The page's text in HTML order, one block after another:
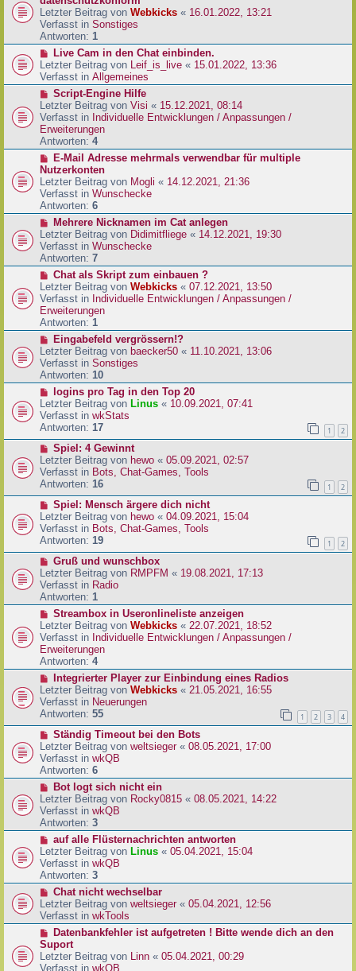
g
B
e
i
t
a
g
u
e
r
B
e
i
t
a
g
Letzter Beitrag von Webkicks « 16.01.2022, 13:21
Verfasst in Sonstiges
Antworten: 1
N
e
u
e
r
B
e
i
t
a
g
Live Cam in den Chat einbinden.
Letzter Beitrag von Leif_is_live « 15.01.2022, 13:36
Verfasst in Allgemeines
N
e
u
e
r
B
e
i
t
r
a
g
Script-Engine Hilfe
Letzter Beitrag von Visi « 15.12.2021, 08:14
Verfasst in Individuelle Entwicklungen / Anpassungen /
Erweiterungen
Antworten: 4
N
e
u
e
r
B
e
i
t
r
a
g
E-Mail Adresse mehrmals verwendbar für multiple
Nutzerkonten
Letzter Beitrag von Mogli « 14.12.2021, 21:36
Verfasst in Wunschecke
Antworten: 6
N
e
u
e
r
B
e
i
t
r
a
g
Mehrere Nicknamen im Cat anlegen
Letzter Beitrag von Didimitfliege « 14.12.2021, 19:30
Verfasst in Wunschecke
Antworten: 7
N
e
u
e
r
B
e
i
t
r
a
g
Chat als Skript zum einbauen ?
Letzter Beitrag von Webkicks « 07.12.2021, 13:50
Verfasst in Individuelle Entwicklungen / Anpassungen /
Erweiterungen
Antworten: 1
N
e
u
e
r
B
e
i
t
a
g
Eingabefeld vergrössern!?
Letzter Beitrag von baecker50 « 11.10.2021, 13:06
Verfasst in Sonstiges
Antworten: 10
N
e
u
e
r
B
e
i
t
r
a
g
logins pro Tag in den Top 20
Letzter Beitrag von Linus « 10.09.2021, 07:41
Verfasst in wkStats
Antworten: 17 1 2
N
e
u
e
r
B
e
i
t
r
a
g
Spiel: 4 Gewinnt
Letzter Beitrag von hewo « 05.09.2021, 02:57
Verfasst in Bots, Chat-Games, Tools
Antworten: 16 1 2
N
e
u
e
r
B
e
i
t
a
g
Spiel: Mensch ärgere dich nicht
Letzter Beitrag von hewo « 04.09.2021, 15:04
Verfasst in Bots, Chat-Games, Tools
Antworten: 19 1 2
N
e
u
e
r
B
e
i
t
r
a
g
Gruß und wunschbox
Letzter Beitrag von RMPFM « 19.08.2021, 17:13
Verfasst in Radio
Antworten: 1
N
e
u
e
r
B
e
i
t
r
a
g
Streambox in Useronlineliste anzeigen
Letzter Beitrag von Webkicks « 22.07.2021, 18:52
Verfasst in Individuelle Entwicklungen / Anpassungen /
Erweiterungen
Antworten: 4
N
e
u
e
r
B
e
i
t
a
g
Integrierter Player zur Einbindung eines Radios
Letzter Beitrag von Webkicks « 21.05.2021, 16:55
Verfasst in Neuerungen
Antworten: 55 1 2 3 4
N
e
u
e
r
B
e
i
t
a
g
Ständig Timeout bei den Bots
Letzter Beitrag von weltsieger« 08.05.2021, 17:00
Verfasst in wkQB
Antworten: 6
N
e
u
e
r
B
e
i
t
a
g
Bot logt sich nicht ein
Letzter Beitrag von Rocky0815 « 08.05.2021, 14:22
Verfasst in wkQB
Antworten: 3
N
e
u
e
r
B
e
i
r
a
auf alle Flüsternachrichten antworten
Letzter Beitrag von Linus « 05.04.2021, 15:04
Verfasst in wkQB
Antworten: 3
N
e
u
e
B
e
Chat nicht wechselbar
Letzter Beitrag von weltsieger « 05.04.2021, 12:56
Verfasst in wkTools
N
e
u
e
Datenbankfehler ist aufgetreten ! Bitte wende dich an den
Suport
Letzter Beitrag von Linn « 05.04.2021, 00:29
Verfasst in wkQB